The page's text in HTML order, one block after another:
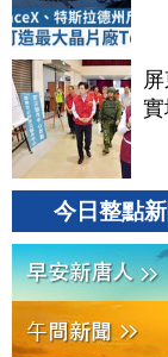
今日整點